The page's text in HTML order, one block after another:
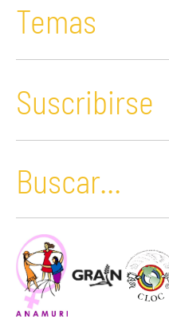
Temas
Suscribirse